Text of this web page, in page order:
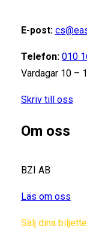
E-post:
Telefon: 010
Vardagar 10 –
Skriv till oss
Om oss
BZI AB
Läs om oss
Sälj dina